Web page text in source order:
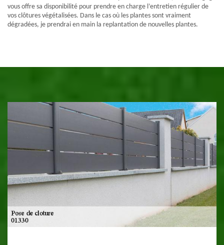
vous offre sa disponibilité pour prendre en charge l’entretien régulier de
vos clôtures végétalisées. Dans le cas où les plantes sont vraiment
dégradées, je prendrai en main la replantation de nouvelles plantes.